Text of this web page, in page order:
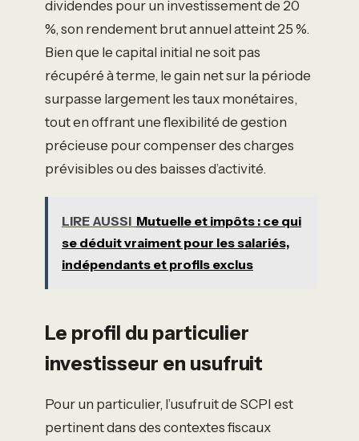
dividendes pour un investissement de 20
%, son rendement brut annuel atteint 25 %.
Bien que le capital initial ne soit pas
récupéré à terme, le gain net sur la période
surpasse largement les taux monétaires,
tout en offrant une flexibilité de gestion
précieuse pour compenser des charges
prévisibles ou des baisses d’activité.
LIRE AUSSI Mutuelle et impôts : ce qui
se déduit vraiment pour les salariés,
indépendants et profils exclus
Le profil du particulier
investisseur en usufruit
Pour un particulier, l’usufruit de SCPI est
pertinent dans des contextes fiscaux